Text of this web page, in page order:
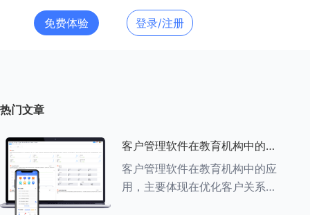
免费体验 登录/注册
热门文章
客户管理软件在教育机构中的应
用探索
客户管理软件在教育机构中的应
用，主要体现在优化客户关系管